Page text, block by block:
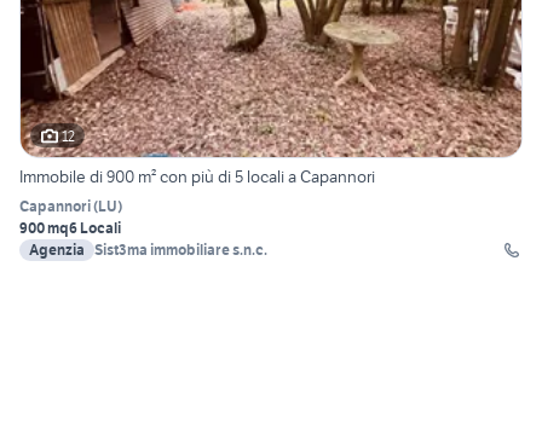
12
Immobile di 900 m² con più di 5 locali a Capannori
Capannori(LU)
900 mq6 Locali
Agenzia Sist3ma immobiliare s.n.c.